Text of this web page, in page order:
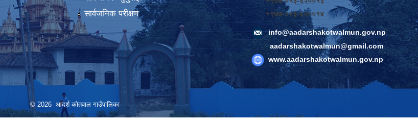
सार्वजनिक परीक्षण
+९७७-०५३-६२००१४
info@aadarshakotwalmun.gov.np
aadarshakotwalmun@gmail.com
www.aadarshakotwalmun.gov.np
© 2026 आदर्श कोतवाल गाउँपालिका